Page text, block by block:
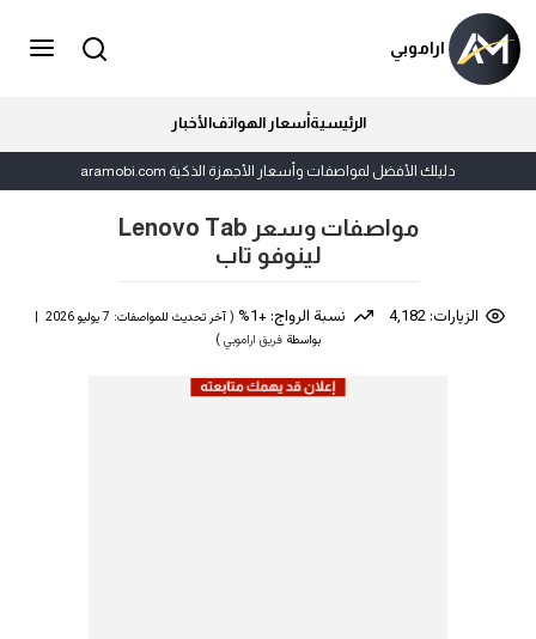
اراموبي
الرئيسيةأسعار الهواتفالأخبار
دليلك الأفضل لمواصفات وأسعار الأجهزة الذكية aramobi.com
مواصفات وسعر Lenovo Tab
لينوفو تاب
الزيارات: 4,182 نسبة الرواج: +1%
( آخر تحديث للمواصفات: 7 يوليو 2026 |
بواسطة فريق اراموبي)